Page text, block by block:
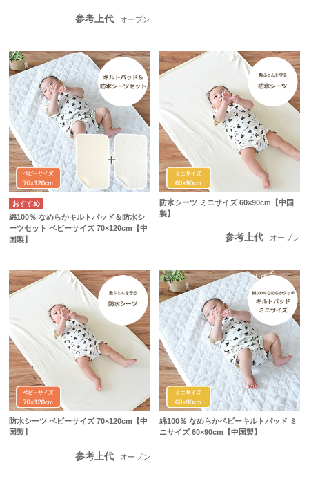
参考上代 オープン
綿100％ なめらかキルトパッド＆防水シ
ーツセット ベビーサイズ 70×120cm【中
国製】
防水シーツ ミニサイズ 60×90cm【中国
製】
参考上代 オープン
防水シーツ ベビーサイズ 70×120cm【中
国製】
参考上代 オープン
綿100％ なめらかベビーキルトパッド ミ
ニサイズ 60×90cm【中国製】